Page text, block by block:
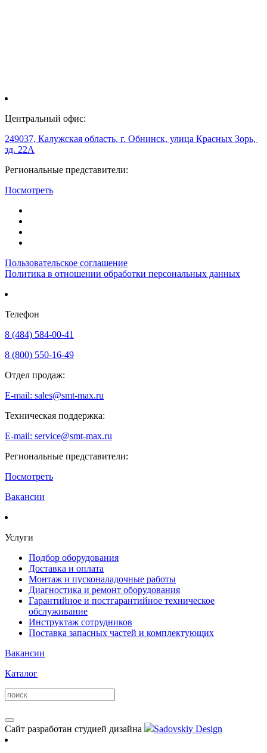
Центральный офис:
249037, Калужская область, г. Обнинск, улица Красных Зорь,
зд. 22А
Региональные представители:
Посмотреть
Пользовательское соглашение
Политика в отношении обработки персональных данных
Телефон
8 (484) 584-00-41
8 (800) 550-16-49
Отдел продаж:
E-mail: sales@smt-max.ru
Техническая поддержка:
E-mail: service@smt-max.ru
Региональные представители:
Посмотреть
Вакансии
Услуги
Подбор оборудования
Доставка и оплата
Монтаж и пусконаладочные работы
Диагностика и ремонт оборудования
Гарантийное и постгарантийное техническое
обслуживание
Инструктаж сотрудников
Поставка запасных частей и комплектующих
Вакансии
Каталог
Сайт разработан студией дизайна Sadovskiy Design